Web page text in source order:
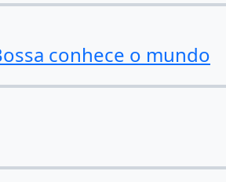
conhece o mundo